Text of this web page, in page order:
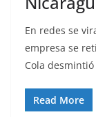
En redes se
empresa se
Cola
Read More